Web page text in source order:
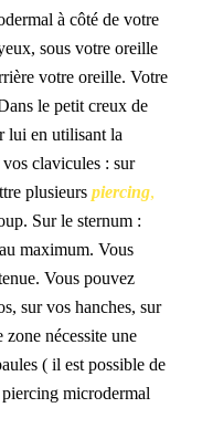
à côté de votre
sous votre oreille
votre oreille. Votre
le petit creux de
lui en utilisant la
clavicules : sur
plusieurs piercing,
Sur le sternum :
maximum. Vous
Vous pouvez
sur vos hanches, sur
nécessite une
( il est possible de
microdermal